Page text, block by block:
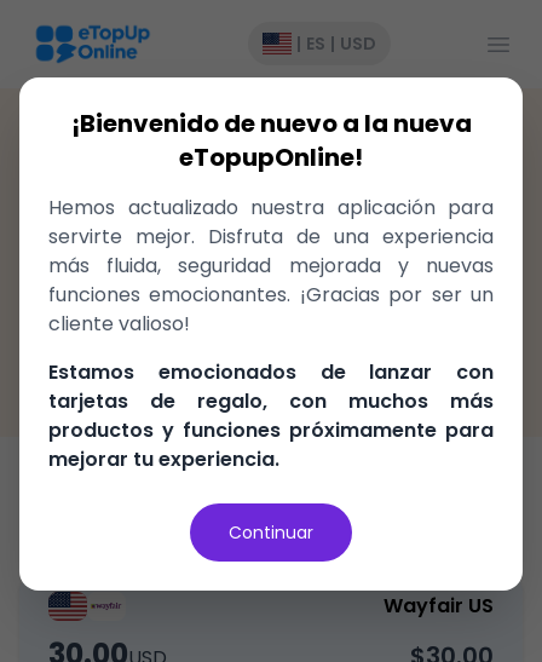
| ES | USD Abrir
United States >GiftCard> Wayfair US
Gift cards para Wayfair US
United States, ¡entregado
instantáneamente!
Rápido, fácil y seguro
El mejor precio en el mercado
Tarjeta de Regalo
Wayfair US
30.00
¡Bienvenido de nuevo a la nueva
eTopupOnline!
Hemos actualizado nuestra aplicación para
servirte mejor. Disfruta de una experiencia
más fluida, seguridad mejorada y nuevas
funciones emocionantes. ¡Gracias por ser un
cliente valioso!
Estamos emocionados de lanzar con
tarjetas de regalo, con muchos más
productos y funciones próximamente para
mejorar tu experiencia.
Continuar